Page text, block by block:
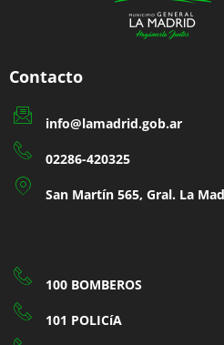
Contacto
info@lamadrid.gob.ar
02286-420325
San Martín 565, Gral. La
100 BOMBEROS
101 POLICíA